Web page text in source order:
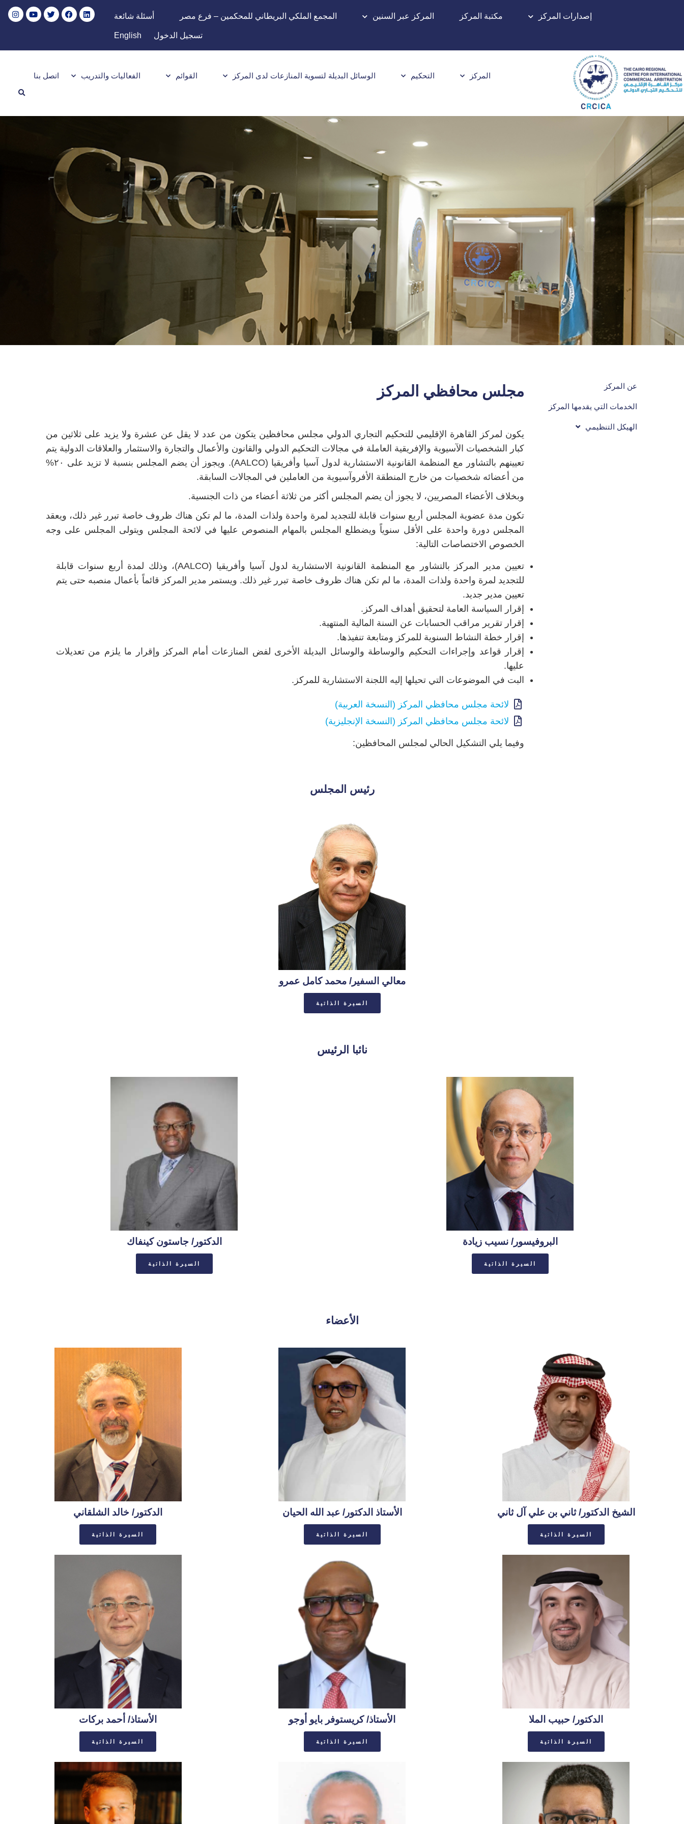
إصدارات المركز مكتبة المركز المركز عبر السنين المجمع الملكي البريطاني للمحكمين – فرع مصر أسئلة شائعة
تسجيل الدخول English
المركز التحكيم الوسائل البديلة لتسوية المنازعات لدى المركز القوائم الفعاليات والتدريب اتصل بنا
عن المركز
الخدمات التي يقدمها المركز
الهيكل التنظيمي
مجلس محافظي المركز
يكون لمركز القاهرة الإقليمي للتحكيم التجاري الدولي مجلس محافظين يتكون من عدد لا يقل عن عشرة ولا يزيد على ثلاثين من
كبار الشخصيات الآسيوية والإفريقية العاملة في مجالات التحكيم الدولي والقانون والأعمال والتجارة والاستثمار والعلاقات الدولية يتم
تعيينهم بالتشاور مع المنظمة القانونية الاستشارية لدول آسيا وأفريقيا (AALCO). ويجوز أن يضم المجلس بنسبة لا تزيد على ٢٠%
من أعضائه شخصيات من خارج المنطقة الأفروآسيوية من العاملين في المجالات السابقة.
وبخلاف الأعضاء المصريين، لا يجوز أن يضم المجلس أكثر من ثلاثة أعضاء من ذات الجنسية.
تكون مدة عضوية المجلس أربع سنوات قابلة للتجديد لمرة واحدة ولذات المدة، ما لم تكن هناك ظروف خاصة تبرر غير ذلك، ويعقد
المجلس دورة واحدة على الأقل سنوياً ويضطلع المجلس بالمهام المنصوص عليها في لائحة المجلس ويتولى المجلس على وجه
الخصوص الاختصاصات التالية:
تعيين مدير المركز بالتشاور مع المنظمة القانونية الاستشارية لدول آسيا وأفريقيا (AALCO)، وذلك لمدة أربع سنوات قابلة
للتجديد لمرة واحدة ولذات المدة، ما لم تكن هناك ظروف خاصة تبرر غير ذلك. ويستمر مدير المركز قائماً بأعمال منصبه حتى يتم
تعيين مدير جديد.
إقرار السياسة العامة لتحقيق أهداف المركز.
إقرار تقرير مراقب الحسابات عن السنة المالية المنتهية.
إقرار خطة النشاط السنوية للمركز ومتابعة تنفيذها.
إقرار قواعد وإجراءات التحكيم والوساطة والوسائل البديلة الأخرى لفض المنازعات أمام المركز وإقرار ما يلزم من تعديلات
عليها.
البت في الموضوعات التي تحيلها إليه اللجنة الاستشارية للمركز.
لائحة مجلس محافظي المركز (النسخة العربية)
لائحة مجلس محافظي المركز (النسخة الإنجليزية)
وفيما يلي التشكيل الحالي لمجلس المحافظين:
رئيس المجلس
معالي السفير/ محمد كامل عمرو
السيرة الذاتية
نائبا الرئيس
البروفيسور/ نسيب زيادة
السيرة الذاتية
الدكتور/ جاستون كينفاك
السيرة الذاتية
الأعضاء
الشيخ الدكتور/ ثاني بن علي آل ثاني
السيرة الذاتية
الأستاذ الدكتور/ عبد الله الحيان
السيرة الذاتية
الدكتور/ خالد الشلقاني
السيرة الذاتية
الدكتور/ حبيب الملا
السيرة الذاتية
الأستاذ/ كريستوفر بايو أوجو
السيرة الذاتية
الأستاذ/ أحمد بركات
السيرة الذاتية